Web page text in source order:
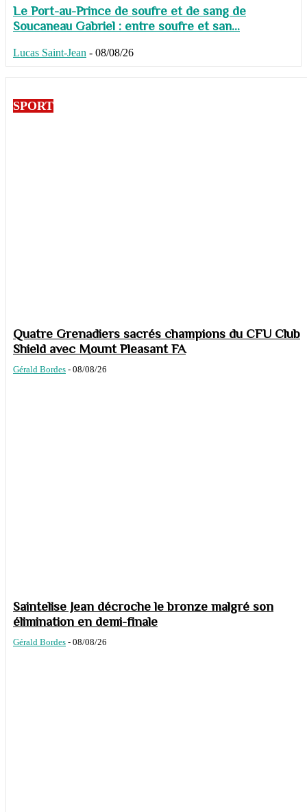
Le Port-au-Prince de soufre et de sang de
Soucaneau Gabriel : entre soufre et san...
Lucas Saint-Jean - 08/08/26
SPORT
Quatre Grenadiers sacrés champions du CFU Club
Shield avec Mount Pleasant FA
Gérald Bordes - 08/08/26
Saintelise Jean décroche le bronze malgré son
élimination en demi-finale
Gérald Bordes - 08/08/26